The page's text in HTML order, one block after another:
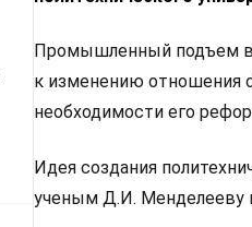
Промышленный подъем в
к изменению отношения
необходимости его
Идея создания
ученым Д.И. Менделееву